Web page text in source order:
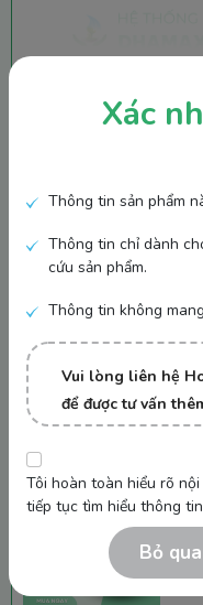
Thành phần
MFGM PRO là
quanh giọt
giúp bé phát
Ngoài ra, nó
phòng ngừa
là cải thiện sức
dàng hấp thụ
Sản Phẩm Bán
Sữa
Liên
Sữa
Liên
Xác
Thông tin sản phẩm
Thông tin chỉ dành
cứu sản phẩm.
Thông tin không
Vui lòng liên hệ
để được tư vấn
Tôi hoàn toàn hiểu rõ
tiếp tục tìm hiểu thông
Bỏ qua